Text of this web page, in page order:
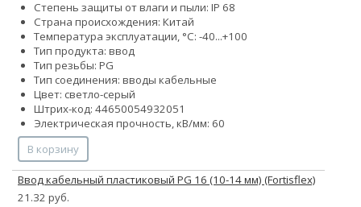
Степень защиты от влаги и пыли: IP 68
Страна происхождения: Китай
Температура эксплуатации, °С: -40...+100
Тип продукта: ввод
Тип резьбы: PG
Тип соединения: вводы кабельные
Цвет: светло-серый
Штрих-код: 44650054932051
Электрическая прочность, кВ/мм: 60
В корзину
Ввод кабельный пластиковый PG 16 (10-14 мм) (Fortisflex)
21.32 руб.